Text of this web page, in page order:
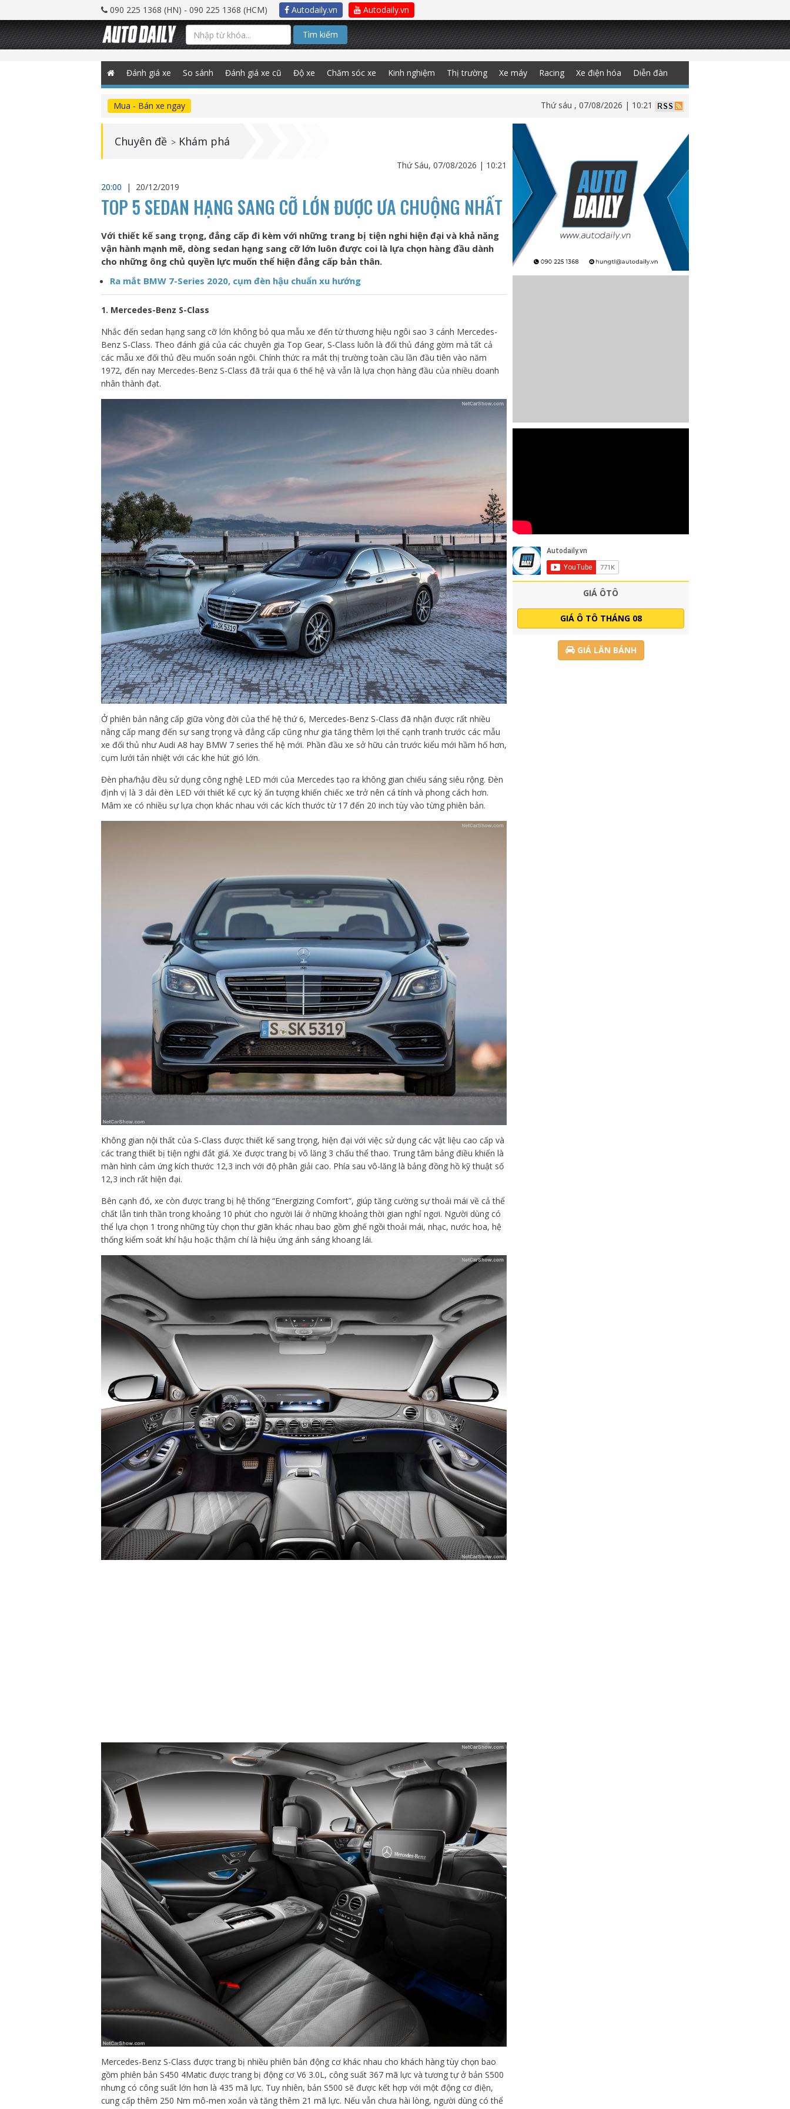
090 225 1368 (HN) - 090 225 1368 (HCM) Autodaily.vn Autodaily.vn
Tìm kiếm
Đánh giá xe So sánh Đánh giá xe cũ Độ xe Chăm sóc xe Kinh nghiệm Thị trường Xe máy Racing Xe điện hóa Diễn đàn
Mua - Bán xe ngay Thứ sáu , 07/08/2026 | 10:21
Chuyên đề > Khám phá
Thứ Sáu, 07/08/2026 | 10:21
20:00
| 20/12/2019
TOP 5 SEDAN HẠNG SANG CỠ LỚN ĐƯỢC ƯA CHUỘNG NHẤT
Với thiết kế sang trọng, đẳng cấp đi kèm với những trang bị tiện nghi hiện đại và khả năng
vận hành mạnh mẽ, dòng sedan hạng sang cỡ lớn luôn được coi là lựa chọn hàng đầu dành
cho những ông chủ quyền lực muốn thể hiện đẳng cấp bản thân.
Ra mắt BMW 7-Series 2020, cụm đèn hậu chuẩn xu hướng
1. Mercedes-Benz S-Class
Nhắc đến sedan hạng sang cỡ lớn không bỏ qua mẫu xe đến từ thương hiệu ngôi sao 3 cánh Mercedes-
Benz S-Class. Theo đánh giá của các chuyên gia Top Gear, S-Class luôn là đối thủ đáng gờm mà tất cả
các mẫu xe đối thủ đều muốn soán ngôi. Chính thức ra mắt thị trường toàn cầu lần đầu tiên vào năm
1972, đến nay Mercedes-Benz S-Class đã trải qua 6 thế hệ và vẫn là lựa chọn hàng đầu của nhiều doanh
nhân thành đạt.
Ở phiên bản nâng cấp giữa vòng đời của thế hệ thứ 6, Mercedes-Benz S-Class đã nhận được rất nhiều
nâng cấp mang đến sự sang trọng và đẳng cấp cũng như gia tăng thêm lợi thế cạnh tranh trước các mẫu
xe đối thủ như Audi A8 hay BMW 7 series thế hệ mới. Phần đầu xe sở hữu cản trước kiểu mới hầm hố hơn,
cụm lưới tản nhiệt với các khe hút gió lớn.
Đèn pha/hậu đều sử dụng công nghệ LED mới của Mercedes tạo ra không gian chiếu sáng siêu rộng. Đèn
định vị là 3 dải đèn LED với thiết kế cực kỳ ấn tượng khiến chiếc xe trở nên cá tính và phong cách hơn.
Mâm xe có nhiều sự lựa chọn khác nhau với các kích thước từ 17 đến 20 inch tùy vào từng phiên bản.
Không gian nội thất của S-Class được thiết kế sang trọng, hiện đại với việc sử dụng các vật liệu cao cấp và
các trang thiết bị tiện nghi đắt giá. Xe được trang bị vô lăng 3 chấu thể thao. Trung tâm bảng điều khiển là
màn hình cảm ứng kích thước 12,3 inch với độ phân giải cao. Phía sau vô-lăng là bảng đồng hồ kỹ thuật số
12,3 inch rất hiện đại.
Bên cạnh đó, xe còn được trang bị hệ thống “Energizing Comfort”, giúp tăng cường sự thoải mái về cả thể
chất lẫn tinh thần trong khoảng 10 phút cho người lái ở những khoảng thời gian nghỉ ngơi. Người dùng có
thể lựa chọn 1 trong những tùy chọn thư giãn khác nhau bao gồm ghế ngồi thoải mái, nhạc, nước hoa, hệ
thống kiểm soát khí hậu hoặc thậm chí là hiệu ứng ánh sáng khoang lái.
Mercedes-Benz S-Class được trang bị nhiều phiên bản động cơ khác nhau cho khách hàng tùy chọn bao
gồm phiên bản S450 4Matic được trang bị động cơ V6 3.0L, công suất 367 mã lực và tương tự ở bản S500
nhưng có công suất lớn hơn là 435 mã lực. Tuy nhiên, bản S500 sẽ được kết hợp với một động cơ điện,
cung cấp thêm 250 Nm mô-men xoắn và tăng thêm 21 mã lực. Nếu vẫn chưa hài lòng, người dùng có thể
GIÁ ÔTÔ
GIÁ Ô TÔ THÁNG 08
GIÁ LĂN BÁNH